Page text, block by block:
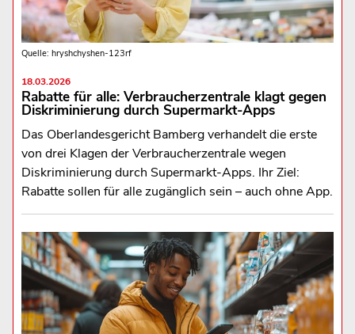
Quelle: hryshchyshen-123rf
18.03.2026
Rabatte für alle: Verbraucherzentrale klagt gegen
Diskriminierung durch Supermarkt-Apps
Das Oberlandesgericht Bamberg verhandelt die erste
von drei Klagen der Verbraucherzentrale wegen
Diskriminierung durch Supermarkt-Apps. Ihr Ziel:
Rabatte sollen für alle zugänglich sein – auch ohne App.